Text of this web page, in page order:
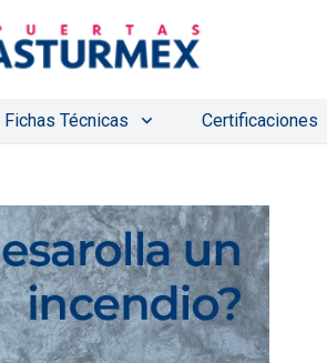
Fichas Técnicas Certificaciones